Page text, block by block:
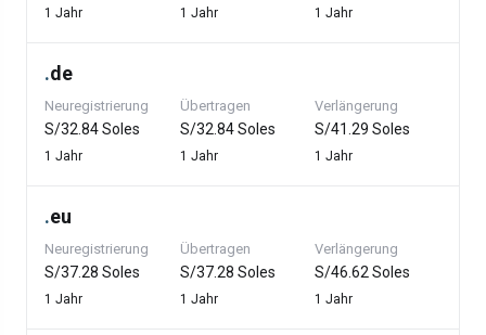
1 Jahr 1 Jahr 1 Jahr
.de
Neuregistrierung
S/32.84 Soles
1 Jahr
Übertragen
S/32.84 Soles
1 Jahr
Verlängerung
S/41.29 Soles
1 Jahr
.eu
Neuregistrierung
S/37.28 Soles
1 Jahr
Übertragen
S/37.28 Soles
1 Jahr
Verlängerung
S/46.62 Soles
1 Jahr